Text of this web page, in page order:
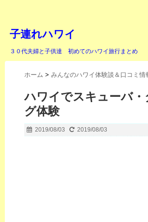
子連れハワイ
３０代夫婦と子供達 初めてのハワイ旅行まとめ
ホーム > みんなのハワイ体験談＆口コミ情
ハワイでスキューバ・
グ体験
2019/08/03 2019/08/03